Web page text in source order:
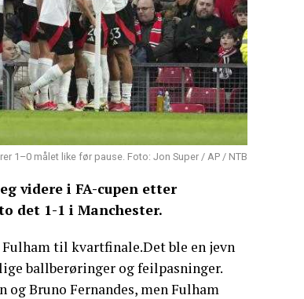
1–0 målet like før pause. Foto: Jon Super / AP / NTB
videre i FA-cupen etter
det 1-1 i Manchester.
Fulham til kvartfinale.Det ble en jevn
ballberøringer og feilpasninger.
Bruno Fernandes, men Fulham